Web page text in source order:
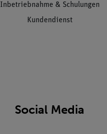
Inbetriebnahme & Schulungen
Kundendienst
Social Media